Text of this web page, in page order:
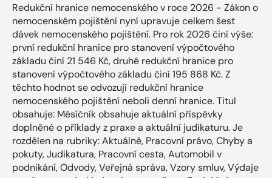
Redukční hranice nemocenského v roce 2026 - Zákon o
nemocenském pojištění nyní upravuje celkem šest
dávek nemocenského pojištění. Pro rok 2026 činí výše:
první redukční hranice pro stanovení výpočtového
základu činí 21 546 Kč, druhé redukční hranice pro
stanovení výpočtového základu činí 195 868 Kč. Z
těchto hodnot se odvozují redukční hranice
nemocenského pojištění neboli denní hranice. Titul
obsahuje: Měsíčník obsahuje aktuální příspěvky
doplněné o příklady z praxe a aktuální judikaturu. Je
rozdělen na rubriky: Aktuálně, Pracovní právo, Chyby a
pokuty, Judikatura, Pracovní cesta, Automobil v
podnikání, Odvody, Veřejná správa, Vzory smluv, Výdaje